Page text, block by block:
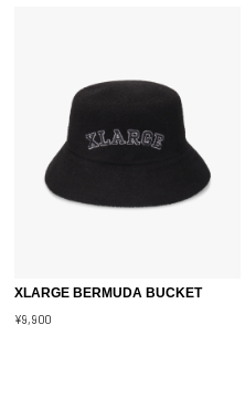
XLARGE BERMUDA BUCKET
¥9,900